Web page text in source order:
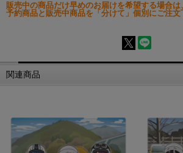
販売中の商品だけ早めのお届けを希望する場合は
予約商品と販売中商品を「分けて」個別にご注文
関連商品